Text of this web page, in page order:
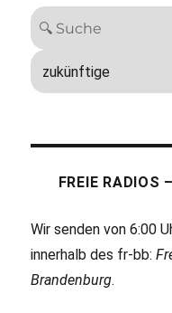
FREIE RADIOS
Wir senden von 6:00
innerhalb des fr-bb:
Brandenburg.